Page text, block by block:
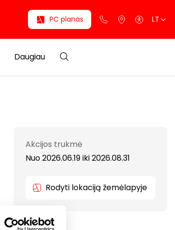
PC planas LT
Daugiau
Akcijos trukmė
Nuo 2026.06.19iki2026.08.31
Rodyti lokaciją žemėlapyje